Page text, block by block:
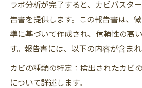
ラボ分析が完了すると、カビバスタ
告書を提供します。この報告書は、
準に基づいて作成され、信頼性の高
す。報告書には、以下の内容が含まれ
カビの種類の特定：検出されたカビ
について詳述します。